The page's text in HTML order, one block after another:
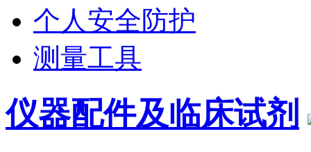
个人安全防护
测量工具
仪器配件及临床试剂